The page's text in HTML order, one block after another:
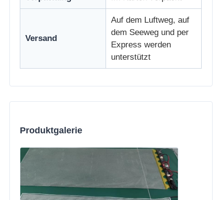
Versand
Auf dem Luftweg, auf
dem Seeweg und per
Express werden
unterstützt
Produktgalerie